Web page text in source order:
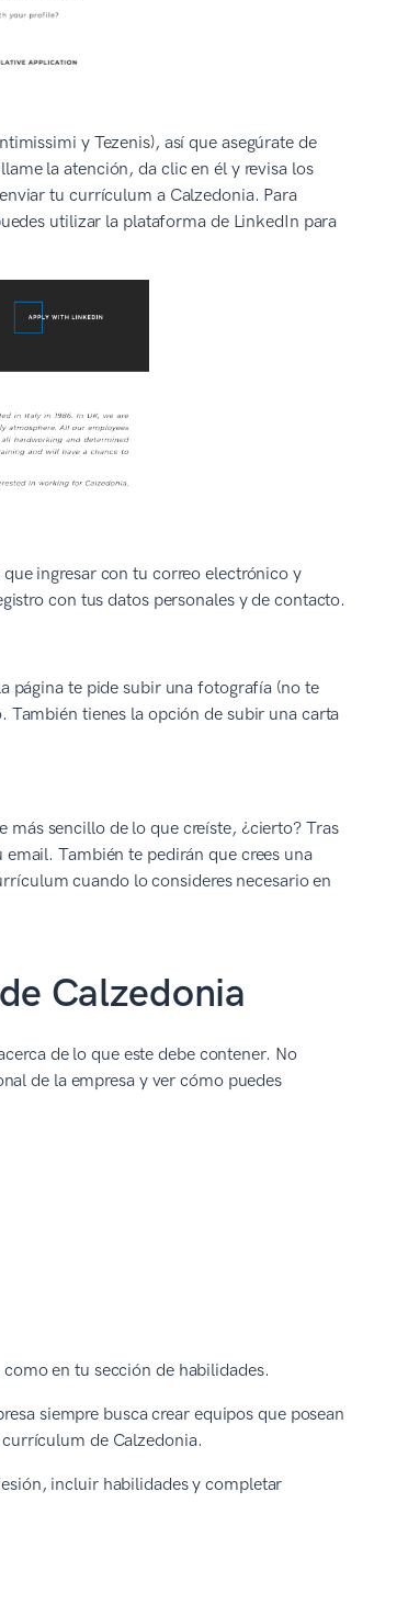
y Tezenis), así que asegúrate de
la atención, da clic en él y revisa los
tu currículum a Calzedonia. Para
utilizar la plataforma de LinkedIn para
ingresar con tu correo electrónico y
con tus datos personales y de contacto.
página te pide subir una fotografía (no te
También tienes la opción de subir una carta
sencillo de lo que creíste, ¿cierto? Tras
También te pedirán que crees una
cuando lo consideres necesario en
Calzedonia
de lo que este debe contener. No
de la empresa y ver cómo puedes
en tu sección de habilidades.
siempre busca crear equipos que posean
de Calzedonia.
incluir habilidades y completar